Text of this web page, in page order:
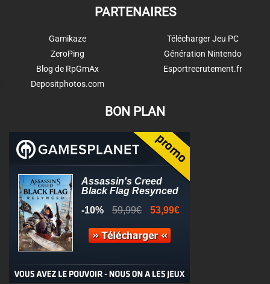
PARTENAIRES
Gamikaze
ZeroPing
Blog de RpGmAx
Depositphotos.com
Télécharger Jeu PC
Génération Nintendo
Esportrecrutement.fr
BON PLAN